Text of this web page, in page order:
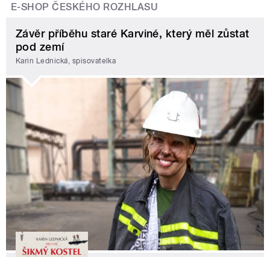
E-SHOP ČESKÉHO ROZHLASU
Závěr příběhu staré Karviné, který měl zůstat
pod zemí
Karin Lednická, spisovatelka